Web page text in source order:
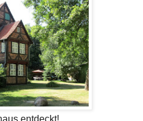
entdeckt!